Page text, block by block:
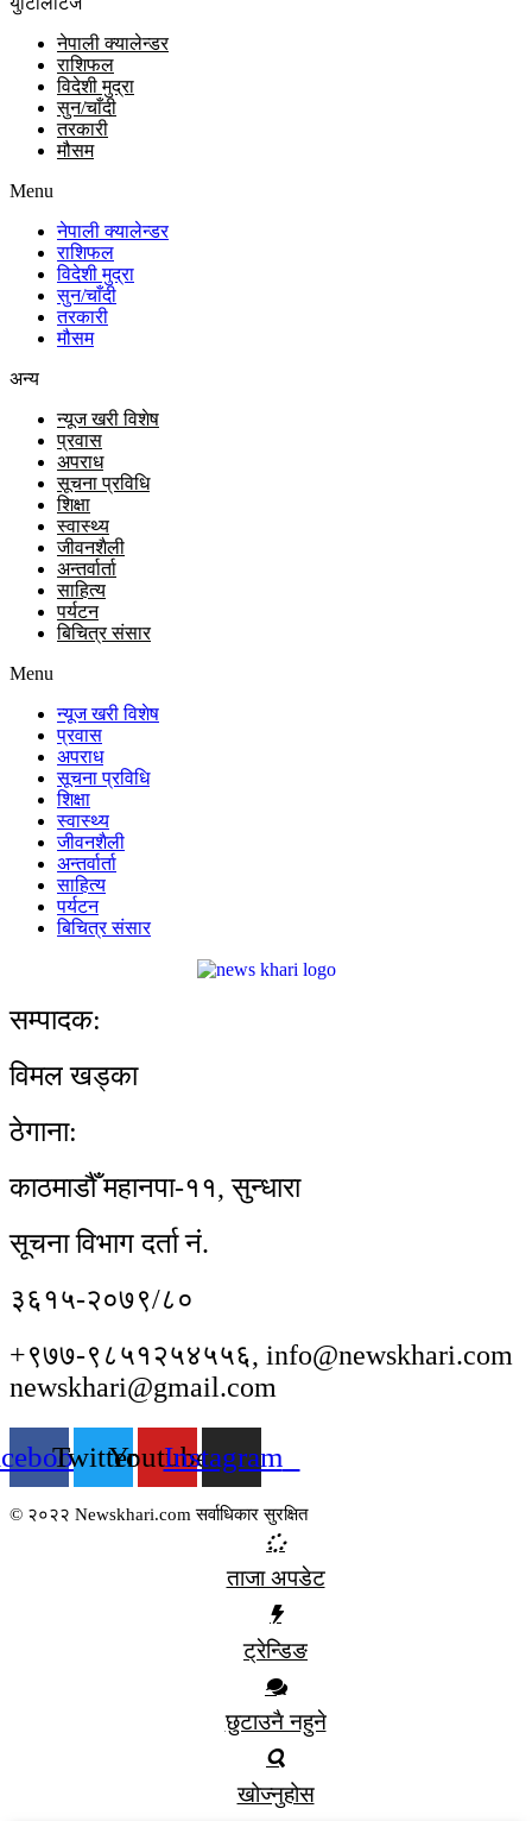
नेपाली क्यालेन्डर
राशिफल
विदेशी मुद्रा
सुन/चाँदी
तरकारी
मौसम
Menu
नेपाली क्यालेन्डर
राशिफल
विदेशी मुद्रा
सुन/चाँदी
तरकारी
मौसम
अन्य
न्यूज खरी विशेष
प्रवास
अपराध
सूचना प्रविधि
शिक्षा
स्वास्थ्य
जीवनशैली
अन्तर्वार्ता
साहित्य
पर्यटन
बिचित्र संसार
Menu
न्यूज खरी विशेष
प्रवास
अपराध
सूचना प्रविधि
शिक्षा
स्वास्थ्य
जीवनशैली
अन्तर्वार्ता
साहित्य
पर्यटन
बिचित्र संसार
सम्पादक:
विमल खड्का
ठेगाना:
काठमाडौँ महानपा-११, सुन्धारा
सूचना विभाग दर्ता नं.
३६१५-२०७९/८०
+९७७-९८५१२५४५५६, info@newskhari.com
newskhari@gmail.com
TwitterYoutubeInstagram
© २०२२ Newskhari.com सर्वाधिकार सुरक्षित
ताजा अपडेट
ट्रेन्डिङ
छुटाउनै नहुने
खोज्नुहोस